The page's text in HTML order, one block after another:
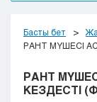
Актобе
Атырау
Караганда
Кокшетау
Басты бет
РАНТ МҮШЕСІ
РАНТ
КЕЗДЕСТІ